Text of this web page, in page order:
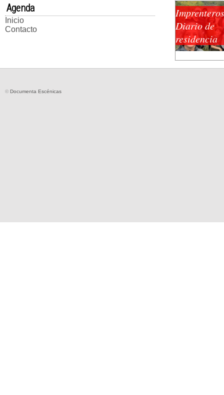
Agenda
Inicio
Contacto
Diario de
residencia
©Documenta Escénicas